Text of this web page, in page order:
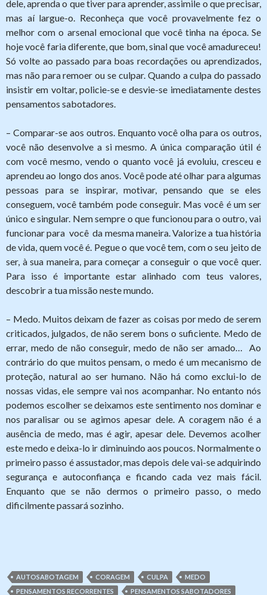
dele, aprenda o que tiver para aprender, assimile o que precisar,
mas aí largue-o. Reconheça que você provavelmente fez o
melhor com o arsenal emocional que você tinha na época. Se
hoje você faria diferente, que bom, sinal que você amadureceu!
Só volte ao passado para boas recordações ou aprendizados,
mas não para remoer ou se culpar. Quando a culpa do passado
insistir em voltar, policie-se e desvie-se imediatamente destes
pensamentos sabotadores.
– Comparar-se aos outros. Enquanto você olha para os outros,
você não desenvolve a si mesmo. A única comparação útil é
com você mesmo, vendo o quanto você já evoluiu, cresceu e
aprendeu ao longo dos anos. Você pode até olhar para algumas
pessoas para se inspirar, motivar, pensando que se eles
conseguem, você também pode conseguir. Mas você é um ser
único e singular. Nem sempre o que funcionou para o outro, vai
funcionar para você da mesma maneira. Valorize a tua história
de vida, quem você é. Pegue o que você tem, com o seu jeito de
ser, à sua maneira, para começar a conseguir o que você quer.
Para isso é importante estar alinhado com teus valores,
descobrir a tua missão neste mundo.
– Medo. Muitos deixam de fazer as coisas por medo de serem
criticados, julgados, de não serem bons o suficiente. Medo de
errar, medo de não conseguir, medo de não ser amado… Ao
contrário do que muitos pensam, o medo é um mecanismo de
proteção, natural ao ser humano. Não há como exclui-lo de
nossas vidas, ele sempre vai nos acompanhar. No entanto nós
podemos escolher se deixamos este sentimento nos dominar e
nos paralisar ou se agimos apesar dele. A coragem não é a
ausência de medo, mas é agir, apesar dele. Devemos acolher
este medo e deixa-lo ir diminuindo aos poucos. Normalmente o
primeiro passo é assustador, mas depois dele vai-se adquirindo
segurança e autoconfiança e ficando cada vez mais fácil.
Enquanto que se não dermos o primeiro passo, o medo
dificilmente passará sozinho.
AUTOSABOTAGEM CORAGEM CULPA
MEDO
PENSAMENTOS RECORRENTES
PENSAMENTOS SABOTADORES